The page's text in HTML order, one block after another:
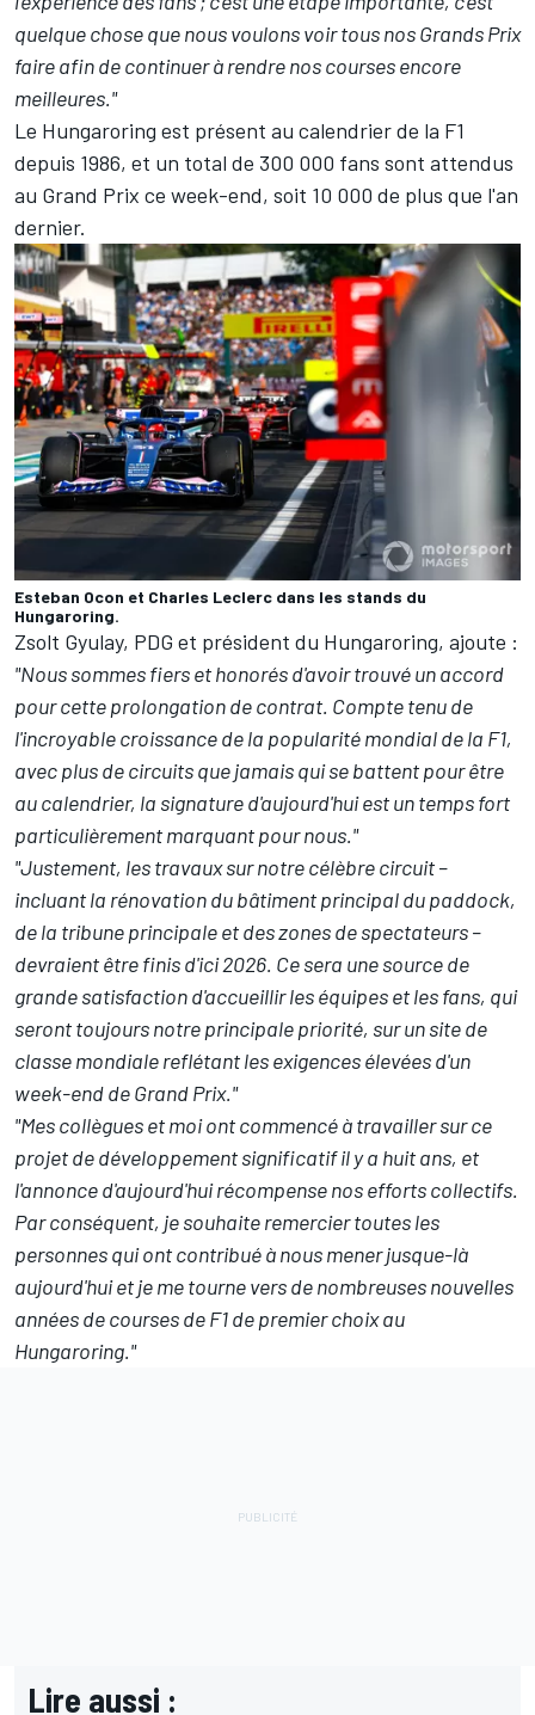
quelque chose que nous voulons voir tous nos Grands Prix
faire afin de continuer à rendre nos courses encore
meilleures."
Le Hungaroring est présent au calendrier de la F1
depuis 1986, et un total de 300 000 fans sont attendus
au Grand Prix ce week-end, soit 10 000 de plus que l'an
dernier.
Esteban Ocon et Charles Leclerc dans les stands du
Hungaroring.
Zsolt Gyulay, PDG et président du Hungaroring, ajoute :
"Nous sommes fiers et honorés d'avoir trouvé un accord
pour cette prolongation de contrat. Compte tenu de
l'incroyable croissance de la popularité mondial de la F1,
avec plus de circuits que jamais qui se battent pour être
au calendrier, la signature d'aujourd'hui est un temps fort
particulièrement marquant pour nous."
"Justement, les travaux sur notre célèbre circuit –
incluant la rénovation du bâtiment principal du paddock,
de la tribune principale et des zones de spectateurs –
devraient être finis d'ici 2026. Ce sera une source de
grande satisfaction d'accueillir les équipes et les fans, qui
seront toujours notre principale priorité, sur un site de
classe mondiale reflétant les exigences élevées d'un
week-end de Grand Prix."
"Mes collègues et moi ont commencé à travailler sur ce
projet de développement significatif il y a huit ans, et
l'annonce d'aujourd'hui récompense nos efforts collectifs.
Par conséquent, je souhaite remercier toutes les
personnes qui ont contribué à nous mener jusque-là
aujourd'hui et je me tourne vers de nombreuses nouvelles
années de courses de F1 de premier choix au
Hungaroring."
Lire aussi :